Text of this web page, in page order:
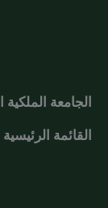
الجامعة الملكية
القائمة الرئيسية